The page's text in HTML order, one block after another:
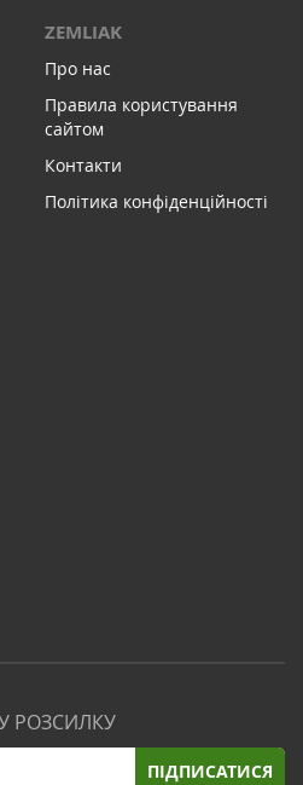
ZEMLIAK
Про нас
Правила користування
сайтом
Контакти
Політика конфіденційності
РОЗСИЛКУ
ПІДПИСАТИСЯ